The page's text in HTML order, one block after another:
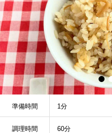
準備時間 1分
調理時間 60分